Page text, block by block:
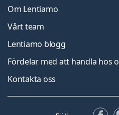
Om Lentiamo
Vårt team
Lentiamo blogg
Fördelar med att handla hos
Kontakta oss